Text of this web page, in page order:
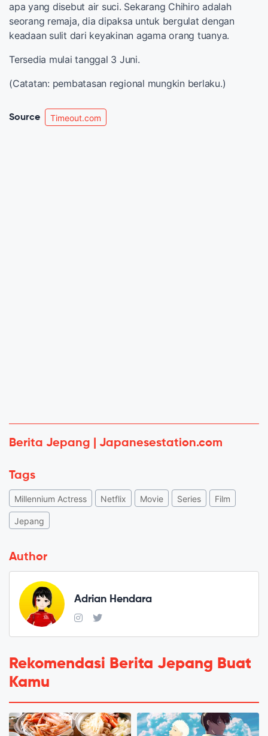
apa yang disebut air suci. Sekarang Chihiro adalah
seorang remaja, dia dipaksa untuk bergulat dengan
keadaan sulit dari keyakinan agama orang tuanya.
Tersedia mulai tanggal 3 Juni.
(Catatan: pembatasan regional mungkin berlaku.)
Source Timeout.com
Berita Jepang | Japanesestation.com
Tags
Millennium Actress Netflix Movie Series Film
Jepang
Author
Adrian Hendara
Rekomendasi Berita Jepang Buat
Kamu